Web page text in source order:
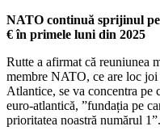
NATO continuă sprijinul
€ în primele luni din 2025
Rutte a afirmat că reuniunea
membre NATO, ce are loc
Atlantice, se va concentra pe
euro-atlantică, ”fundația pe
prioritatea noastră numărul 1”.